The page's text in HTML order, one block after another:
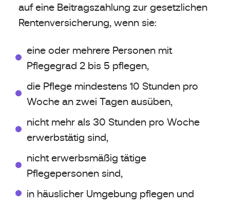
auf eine Beitragszahlung zur gesetzlichen
Rentenversicherung, wenn sie:
eine oder mehrere Personen mit
Pflegegrad 2 bis 5 pflegen,
die Pflege mindestens 10 Stunden pro
Woche an zwei Tagen ausüben,
nicht mehr als 30 Stunden pro Woche
erwerbstätig sind,
nicht erwerbsmäßig tätige
Pflegepersonen sind,
in häuslicher Umgebung pflegen und